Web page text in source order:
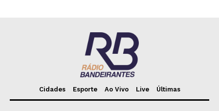
Cidades Esporte Ao Vivo Live Últimas